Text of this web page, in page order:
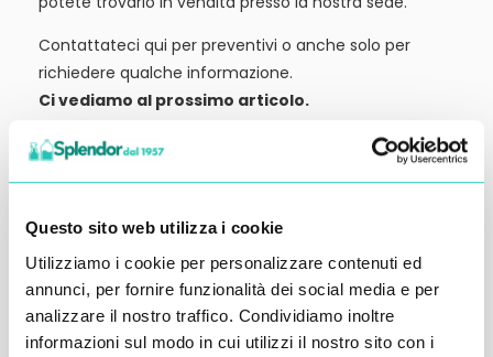
Questo sito web utilizza i cookie
Utilizziamo i cookie per personalizzare contenuti ed
annunci, per fornire funzionalità dei social media e per
analizzare il nostro traffico. Condividiamo inoltre
informazioni sul modo in cui utilizzi il nostro sito con i
Contattateci qui per preventivi o anche solo per
richiedere qualche informazione.
Ci vediamo al prossimo articolo.
Alessandro Alfonsetti
Inserisci i tuoi dati qui, ti ricontatteremo
entro 48 ore